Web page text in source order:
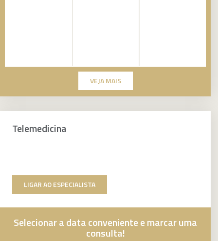
VEJA MAIS
Telemedicina
LIGAR AO ESPECIALISTA
Selecionar a data conveniente e marcar uma
consulta!